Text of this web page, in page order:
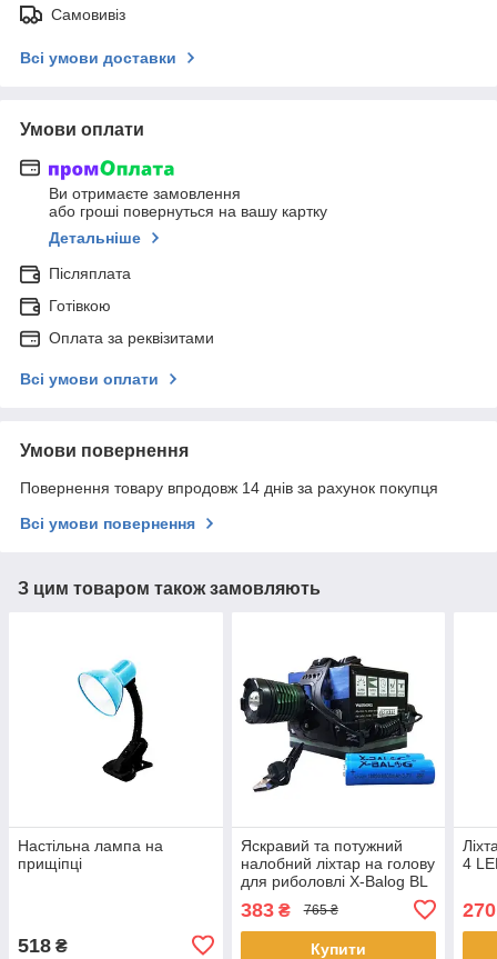
Самовивіз
Всі умови доставки
Умови оплати
Ви отримаєте замовлення
або гроші повернуться на вашу картку
Детальніше
Післяплата
Готівкою
Оплата за реквізитами
Всі умови оплати
Умови повернення
Повернення товару впродовж 14 днів за рахунок покупця
Всі умови повернення
З цим товаром також замовляють
Настільна лампа на
прищіпці
518 ₴
Яскравий та потужний
налобний ліхтар на голову
для риболовлі X-Balog BL
2188 T6 акумуляторний
18650 х 2 USB
383₴ 765 ₴
Купити
4
270